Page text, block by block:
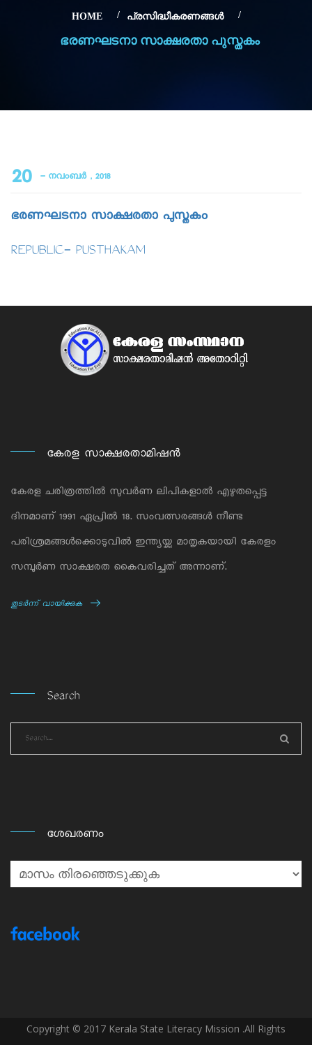
HOME പ്രസിദ്ധീകരണങ്ങള്‍
ഭരണഘടനാ സാക്ഷരതാ പുസ്തകം
20 - നവംബർ , 2018
ഭരണഘടനാ സാക്ഷരതാ പുസ്തകം
REPUBLIC- PUSTHAKAM
കേരള സാക്ഷരതാമിഷന്‍
കേരള ചരിത്രത്തില്‍ സുവര്‍ണ ലിപികളാല്‍ എഴുതപ്പെട്ട
ദിനമാണ് 1991 ഏപ്രില്‍ 18. സംവത്സരങ്ങള്‍ നീണ്ട
പരിശ്രമങ്ങള്‍ക്കൊടുവില്‍ ഇന്ത്യയ്ക്കു മാതൃകയായി കേരളം
സമ്പൂര്‍ണ സാക്ഷരത കൈവരിച്ചത് അന്നാണ്.
തുടര്‍ന്ന് വായിക്കുക
Search
ശേഖരണം
ശേഖരണം
Copyright © 2017 Kerala State Literacy Mission .All Rights